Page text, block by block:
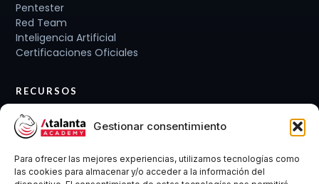
Gestionar consentimiento
Para ofrecer las mejores experiencias, utilizamos tecnologías como
las cookies para almacenar y/o acceder a la información del
Pentester
Red Team
Inteligencia Artificial
Certificaciones Oficiales
RECURSOS
Planes de carrera
Cursos y Packs
Conócenos